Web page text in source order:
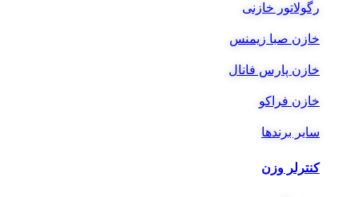
رگولاتور خازنی
خازن صبا زیمنس
خازن پارس فانال
خازن فراکو
سایر برندها
کنترلر وزن